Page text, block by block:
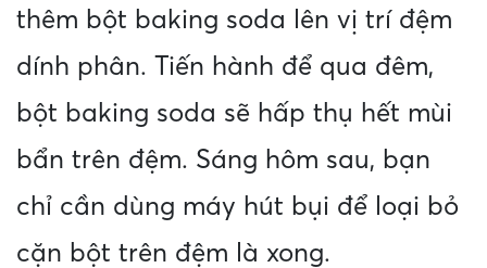
thêm bột baking soda lên vị trí đệm
dính phân. Tiến hành để qua đêm,
bột baking soda sẽ hấp thụ hết mùi
bẩn trên đệm. Sáng hôm sau, bạn
chỉ cần dùng máy hút bụi để loại bỏ
cặn bột trên đệm là xong.